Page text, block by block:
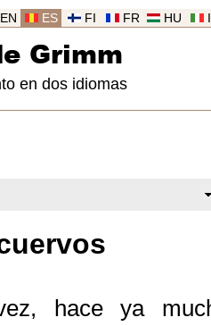
HU
FR
FI
ES
EN
Grimm
en dos idiomas
hace ya